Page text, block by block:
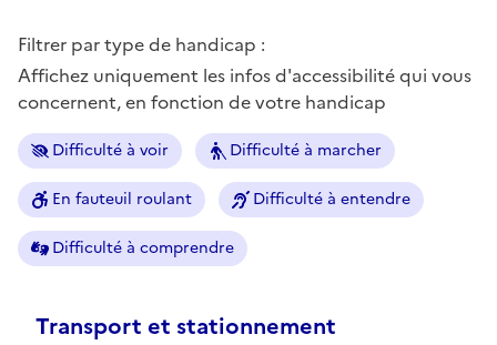
Filtrer par type de handicap :
Affichez uniquement les infos d'accessibilité qui vous
concernent, en fonction de votre handicap
Difficulté à voir Difficulté à marcher
En fauteuil roulant Difficulté à entendre
Difficulté à comprendre
Transport et stationnement